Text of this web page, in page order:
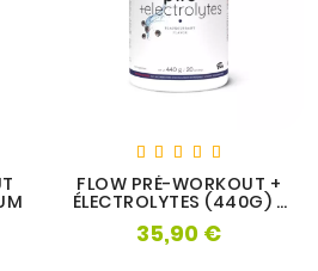
FLOW PRÉ-WORKOUT +
ÉLECTROLYTES (440G) -
NUTRIVERSUM
35,90 €Prix